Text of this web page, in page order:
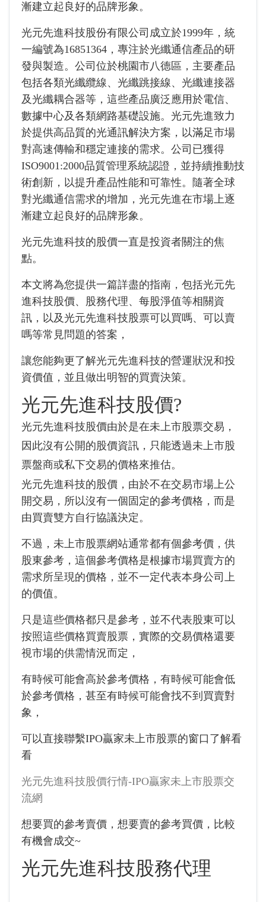
漸建立起良好的品牌形象。
光元先進科技股份有限公司成立於1999年，統
一編號為16851364，專注於光纖通信產品的研
發與製造。公司位於桃園市八德區，主要產品
包括各類光纖纜線、光纖跳接線、光纖連接器
及光纖耦合器等，這些產品廣泛應用於電信、
數據中心及各類網路基礎設施。光元先進致力
於提供高品質的光通訊解決方案，以滿足市場
對高速傳輸和穩定連接的需求。公司已獲得
ISO9001:2000品質管理系統認證，並持續推動技
術創新，以提升產品性能和可靠性。隨著全球
對光纖通信需求的增加，光元先進在市場上逐
漸建立起良好的品牌形象。
光元先進科技的股價一直是投資者關注的焦
點。
本文將為您提供一篇詳盡的指南，包括光元先
進科技股價、股務代理、每股淨值等相關資
訊，以及光元先進科技股票可以買嗎、可以賣
嗎等常見問題的答案，
讓您能夠更了解光元先進科技的營運狀況和投
資價值，並且做出明智的買賣決策。
光元先進科技股價?
光元先進科技股價由於是在未上市股票交易，
因此沒有公開的股價資訊，只能透過未上市股
票盤商或私下交易的價格來推估。
光元先進科技的股價，由於不在交易市場上公
開交易，所以沒有一個固定的參考價格，而是
由買賣雙方自行協議決定。
不過，未上市股票網站通常都有個參考價，供
股東參考，這個參考價格是根據市場買賣方的
需求所呈現的價格，並不一定代表本身公司上
的價值。
只是這些價格都只是參考，並不代表股東可以
按照這些價格買賣股票，實際的交易價格還要
視市場的供需情況而定，
有時候可能會高於參考價格，有時候可能會低
於參考價格，甚至有時候可能會找不到買賣對
象，
可以直接聯繫IPO贏家未上市股票的窗口了解看
看
光元先進科技股價行情-IPO贏家未上市股票交
流網
想要買的參考賣價，想要賣的參考買價，比較
有機會成交~
光元先進科技股務代理